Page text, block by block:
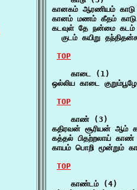
கானகம் ஆரணியம்
கானம் மணம் கீதம்
கடவுள் தே நன்மை கடம்
குடம் கயிறு
TOP
    காடை (1)
ஒல்லிய காடை
TOP
    காண் (3)
கதிரவன் சூரியன்
கத்தல் பிதற்றலாய்
காயம் பொறி
TOP
    காண்டம் (4)